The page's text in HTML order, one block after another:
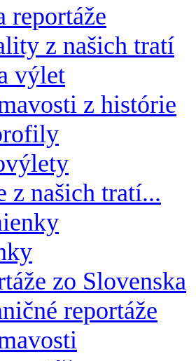
reportáže
z našich tratí
výlet
z histórie
z našich tratí...
zo Slovenska
reportáže